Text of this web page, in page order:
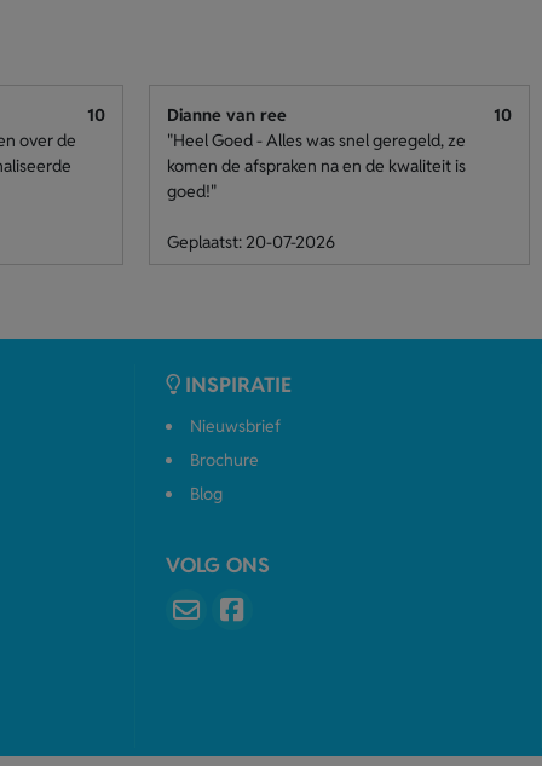
10
over de
Dianne van ree
10
"Heel Goed - Alles was snel geregeld, ze
komen de afspraken na en de kwaliteit is
goed!"
Geplaatst: 20-07-2026
INSPIRATIE
Nieuwsbrief
Brochure
Blog
VOLG ONS